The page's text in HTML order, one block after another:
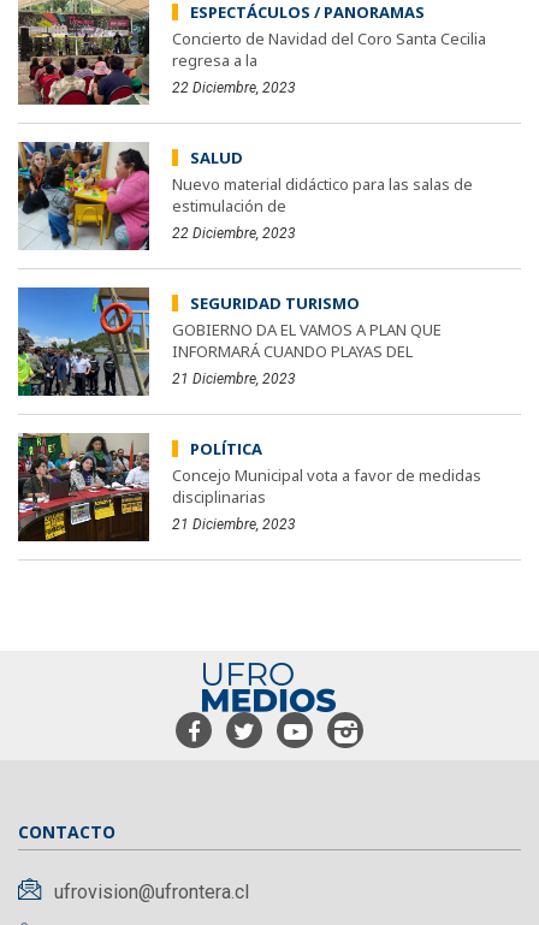
ESPECTÁCULOS / PANORAMAS
Concierto de Navidad del Coro Santa Cecilia
regresa a la
22 Diciembre, 2023
SALUD
Nuevo material didáctico para las salas de
estimulación de
22 Diciembre, 2023
SEGURIDAD TURISMO
GOBIERNO DA EL VAMOS A PLAN QUE
INFORMARÁ CUANDO PLAYAS DEL
21 Diciembre, 2023
POLÍTICA
Concejo Municipal vota a favor de medidas
disciplinarias
21 Diciembre, 2023
CONTACTO
ufrovision@ufrontera.cl